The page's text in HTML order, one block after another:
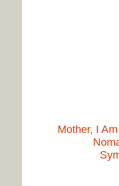
Mother, I